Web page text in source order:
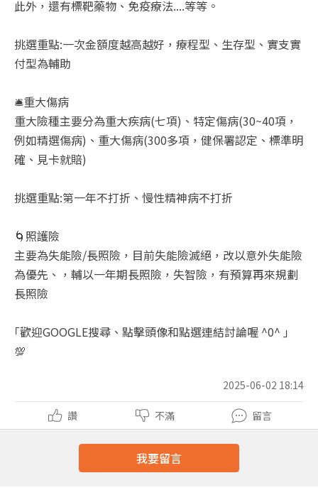
此外，還有標靶藥物、免疫療法....等等。
挑選重點:一次金額度越高越好，療程型、生存型、實支實
付型為輔助
🛎️重大傷病
重大險種主要分為重大疾病(七項)、特定傷病(30~40項，
例如精選傷病)、重大傷病(300多項，健保署認定、標準明
確、見卡就賠)
挑選重點:第一年不打折、慢性精神病不打折
🌀照護險
主要為失能險/長照險，目前失能險滅絕，改以意外失能險
為優先、，輔以一年期長照險，失智險，有預算再來規劃
長照險
｢歡迎GOOGLE搜尋、點擊頭像和點選連結討論喔 ^0^ ｣
💯
2025-06-02 18:14
讚 不滿 留言
我要留言